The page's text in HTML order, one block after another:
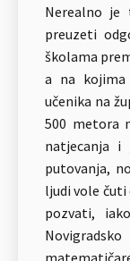
Nerealno je
preuzeti
školama
a na
učenika na
500 metora
natjecanja i
putovanja,
ljudi vole
pozvati,